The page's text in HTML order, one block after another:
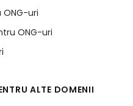
uri
ONG-uri
ALTE DOMENII